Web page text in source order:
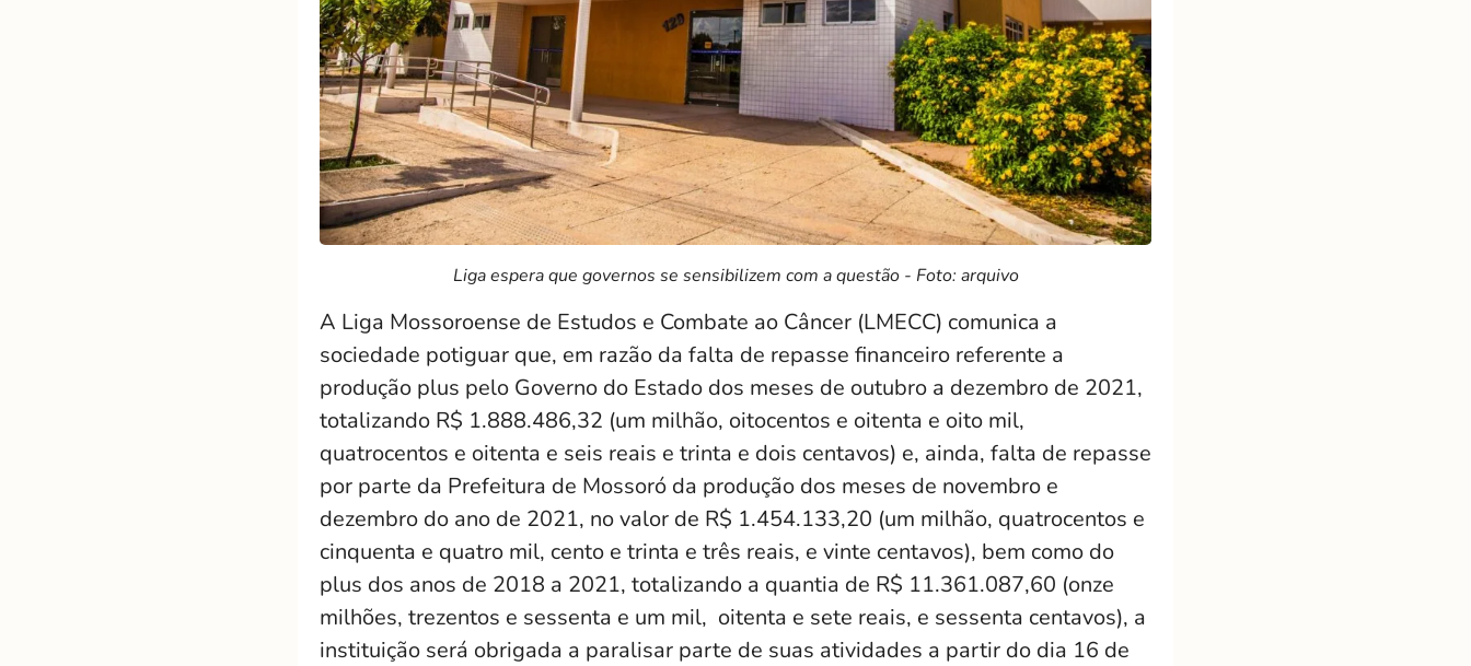
Liga espera que governos se sensibilizem com a questão - Foto: arquivo
A Liga Mossoroense de Estudos e Combate ao Câncer (LMECC) comunica a
sociedade potiguar que, em razão da falta de repasse financeiro referente a
produção plus pelo Governo do Estado dos meses de outubro a dezembro de 2021,
totalizando R$ 1.888.486,32 (um milhão, oitocentos e oitenta e oito mil,
quatrocentos e oitenta e seis reais e trinta e dois centavos) e, ainda, falta de repasse
por parte da Prefeitura de Mossoró da produção dos meses de novembro e
dezembro do ano de 2021, no valor de R$ 1.454.133,20 (um milhão, quatrocentos e
cinquenta e quatro mil, cento e trinta e três reais, e vinte centavos), bem como do
plus dos anos de 2018 a 2021, totalizando a quantia de R$ 11.361.087,60 (onze
milhões, trezentos e sessenta e um mil, oitenta e sete reais, e sessenta centavos), a
instituição será obrigada a paralisar parte de suas atividades a partir do dia 16 de